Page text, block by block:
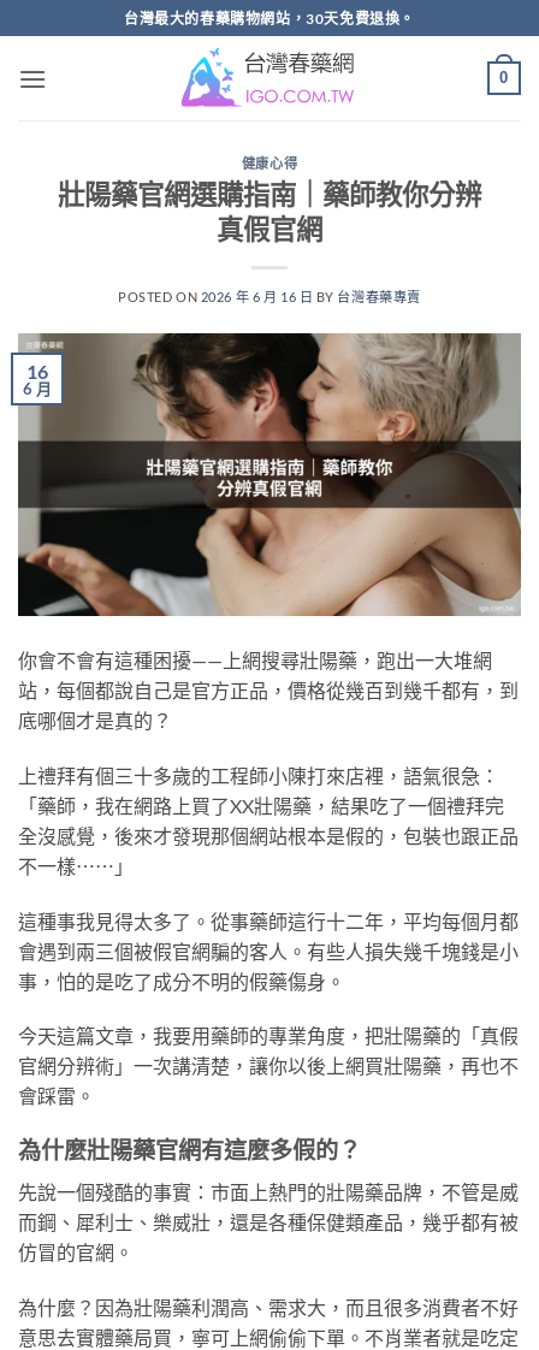
轉
台灣最大的春藥購物網站，30天免費退換。
0
健康心得
壯陽藥官網選購指南｜藥師教你分辨
真假官網
POSTED ON 2026 年 6 月 16 日 BY 台灣春藥專賣
16
6 月
你會不會有這種困擾——上網搜尋壯陽藥，跑出一大堆網
站，每個都說自己是官方正品，價格從幾百到幾千都有，到
底哪個才是真的？
上禮拜有個三十多歲的工程師小陳打來店裡，語氣很急：
「藥師，我在網路上買了XX壯陽藥，結果吃了一個禮拜完
全沒感覺，後來才發現那個網站根本是假的，包裝也跟正品
不一樣⋯⋯」
這種事我見得太多了。從事藥師這行十二年，平均每個月都
會遇到兩三個被假官網騙的客人。有些人損失幾千塊錢是小
事，怕的是吃了成分不明的假藥傷身。
今天這篇文章，我要用藥師的專業角度，把壯陽藥的「真假
官網分辨術」一次講清楚，讓你以後上網買壯陽藥，再也不
會踩雷。
為什麼壯陽藥官網有這麼多假的？
先說一個殘酷的事實：市面上熱門的壯陽藥品牌，不管是威
而鋼、犀利士、樂威壯，還是各種保健類產品，幾乎都有被
仿冒的官網。
為什麼？因為壯陽藥利潤高、需求大，而且很多消費者不好
意思去實體藥局買，寧可上網偷偷下單。不肖業者就是吃定